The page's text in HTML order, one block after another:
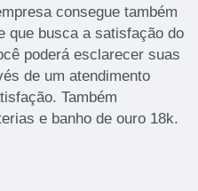
consegue também
que busca a satisfação do
poderá esclarecer suas
de um atendimento
Também
e banho de ouro 18k.